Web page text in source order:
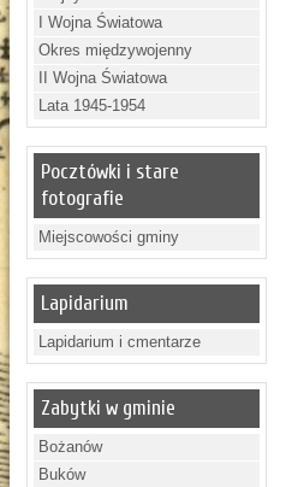
I Wojna Światowa
Okres międzywojenny
II Wojna Światowa
Lata 1945-1954
Pocztówki i stare
fotografie
Miejscowości gminy
Lapidarium
Lapidarium i cmentarze
Zabytki w gminie
Bożanów
Buków